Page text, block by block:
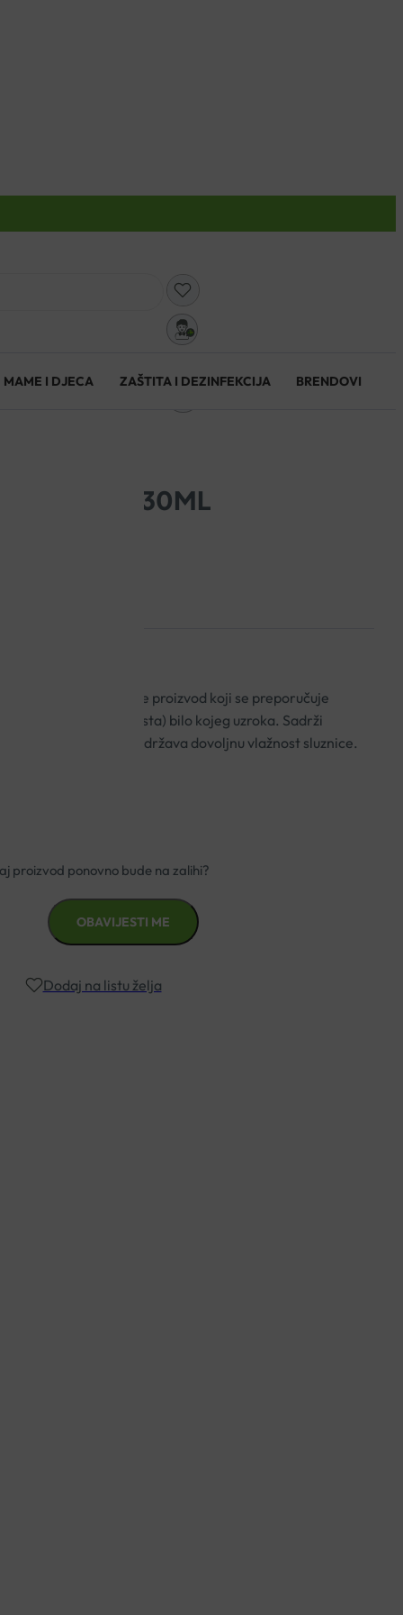
MAME I DJECA ZAŠTITA I DEZINFEKCIJA BRENDOVI
ZA USTA 30ML
šupljine medicinski je proizvod koji se preporučuje
(sindroma suhih usta) bilo kojeg uzroka. Sadrži
stvaraju film koji održava dovoljnu vlažnost sluznice.
Dodaj na listu želja